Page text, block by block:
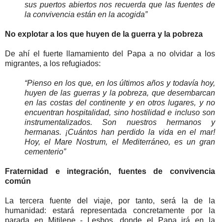
sus puertos abiertos nos recuerda que las fuentes de
la convivencia están en la acogida”
No explotar a los que huyen de la guerra y la pobreza
De ahí el fuerte llamamiento del Papa a no olvidar a los
migrantes, a los refugiados:
“Pienso en los que, en los últimos años y todavía hoy,
huyen de las guerras y la pobreza, que desembarcan
en las costas del continente y en otros lugares, y no
encuentran hospitalidad, sino hostilidad e incluso son
instrumentalizados. Son nuestros hermanos y
hermanas. ¡Cuántos han perdido la vida en el mar!
Hoy, el Mare Nostrum, el Mediterráneo, es un gran
cementerio”
Fraternidad e integración, fuentes de convivencia
común
La tercera fuente del viaje, por tanto, será la de la
humanidad: estará representada concretamente por la
parada en Mitilene - Lesbos, donde el Papa irá en la